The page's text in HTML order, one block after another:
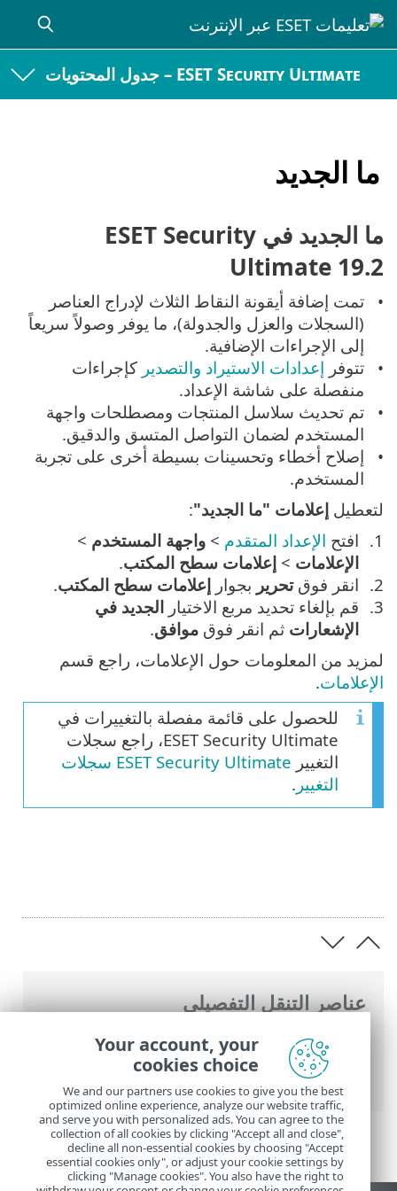
ESET Security Ultimate – جدول المحتويات
ما الجديد
عناصر التنقل التفصيلي
تعليمات ESET عبر الإنترنت >
ESET Security
Ultimate
>
ESET Security Ultimate
الجديد
ما الجديد في ESET Security
Ultimate 19.2
تمت إضافة أيقونة النقاط الثلاث لإدراج العناصر
(السجلات والعزل والجدولة)، ما يوفر وصولاً سريعاً
إلى الإجراءات الإضافية.
تتوفر إعدادات الاستيراد والتصدير كإجراءات
منفصلة على شاشة الإعداد.
تم تحديث سلاسل المنتجات ومصطلحات واجهة
المستخدم لضمان التواصل المتسق والدقيق.
إصلاح أخطاء وتحسينات بسيطة أخرى على تجربة
المستخدم.
لتعطيل إعلامات "ما الجديد":
افتح الإعداد المتقدم > واجهة المستخدم >
الإعلامات > إعلامات سطح المكتب.
انقر فوقتحرير بجوار إعلامات سطح المكتب.
قم بإلغاء تحديد مربع الاختيار الجديد في
الإشعارات ثم انقر فوق موافق.
لمزيد من المعلومات حول الإعلامات، راجع قسم
الإعلامات.
للحصول على قائمة مفصلة بالتغييرات في
ESET Security Ultimate، راجع سجلات
التغيير
ESET Security Ultimate سجلات
التغيير .
Your account, your
cookies choice
We and our partners use cookies to give you the best
optimized online experience, analyze our website traffic,
and serve you with personalized ads. You can agree to the
collection of all cookies by clicking "Accept all and close",
decline all non-essential cookies by choosing "Accept
essential cookies only", or adjust your cookie settings by
clicking "Manage cookies". You also have the right to